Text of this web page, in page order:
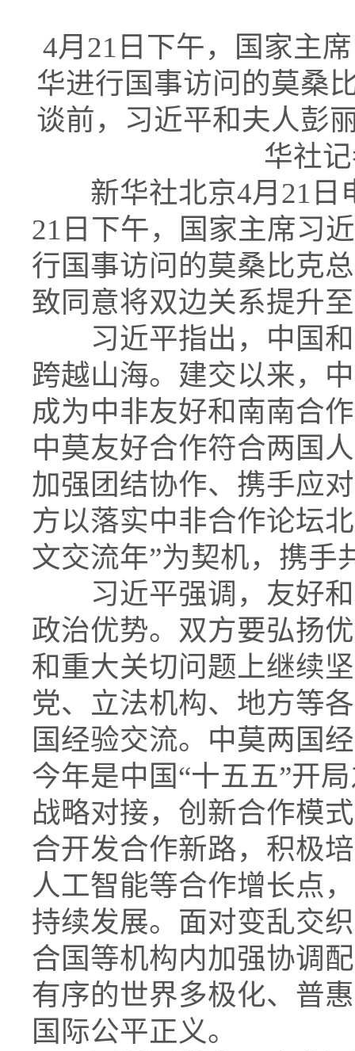
4月21日下午，国家主
华进行国事访问的莫桑
谈前，习近平和夫人彭
华社
新华社北京4月21日
21日下午，国家主席习
行国事访问的莫桑比克
致同意将双边关系提升
习近平指出，中国和
跨越山海。建交以来，
成为中非友好和南南合
中莫友好合作符合两国
加强团结协作、携手应
方以落实中非合作论坛
文交流年”为契机，携手
习近平强调，友好和
政治优势。双方要弘扬
和重大关切问题上继续
党、立法机构、地方等
国经验交流。中莫两国
今年是中国“十五五”开
战略对接，创新合作模
合开发合作新路，积极
人工智能等合作增长点
持续发展。面对变乱交
合国等机构内加强协调
有序的世界多极化、普
国际公平正义。